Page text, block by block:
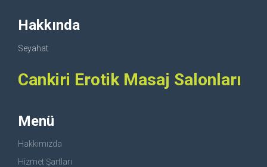
Hakkında
Seyahat
Cankiri Erotik Masaj Salonları
Menü
Hakkımızda
Hizmet Şartları